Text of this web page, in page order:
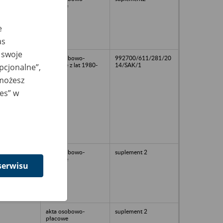
płacowe
akta osobowo-
płacowe z lat 1980-
992700/611/281/20
14/SAK/1
akta osobowo-
płacowe
suplement 2
akta osobowo-
płacowe
suplement 2
w